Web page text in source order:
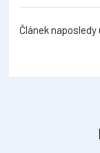
Článek naposledy